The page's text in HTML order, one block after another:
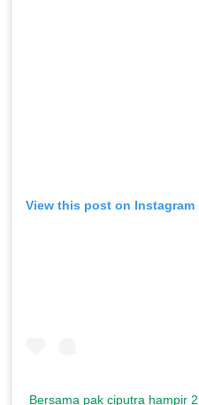
View this post on Instagram
Bersama pak ciputra hampir